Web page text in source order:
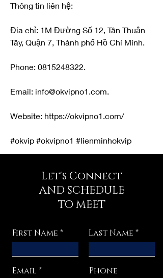
Thông tin liên hệ:
Địa chỉ: 1M Đường Số 12, Tân Thuận
Tây, Quận 7, Thành phố Hồ Chí Minh.
Phone: 0815248322.
Email: info@okvipno1.com.
Website: https://okvipno1.com/
#okvip #okvipno1 #lienminhokvip
Let's Connect
AND SCHEDULE
TO MEET
First Name Last Name
Email Phone